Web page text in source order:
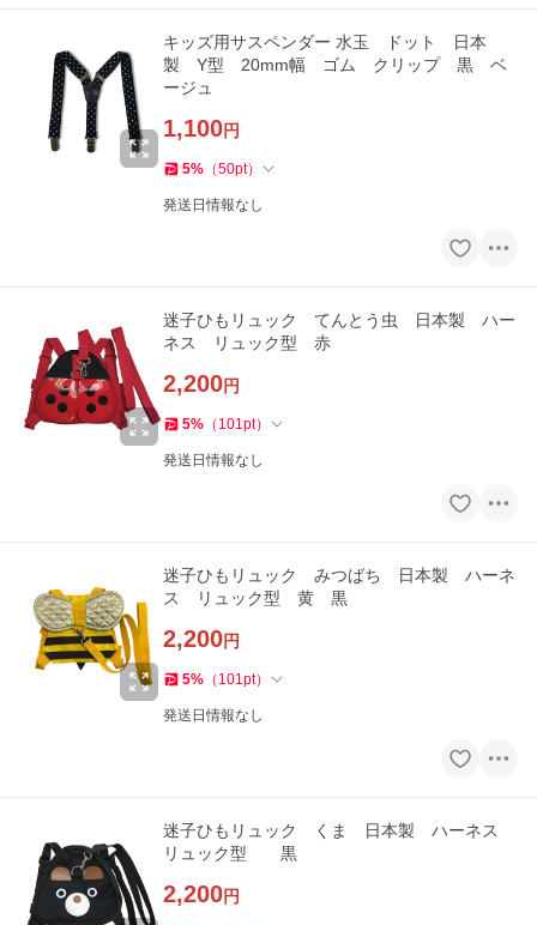
キッズ用サスペンダー 水玉 ドット 日本
製 Y型 20mm幅 ゴム クリップ 黒 ベ
ージュ
1,100円
5% （50pt）
発送日情報なし
迷子ひもリュック てんとう虫 日本製 ハー
ネス リュック型 赤
2,200円
5% （ 101pt）
発送日情報なし
迷子ひもリュック みつばち 日本製 ハーネ
ス リュック型 黄 黒
2,200円
5% （ 101pt）
発送日情報なし
迷子ひもリュック くま 日本製 ハーネス
リュック型 黒
2,200円